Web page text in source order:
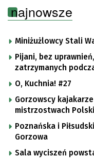
najnowsze
Miniżużlowcy Stali
Pijani, bez
zatrzymanych
O, Kuchnia! #27
Gorzowscy
mistrzostwach Polski
Poznańska i
Gorzowa
Sala wyciszeń